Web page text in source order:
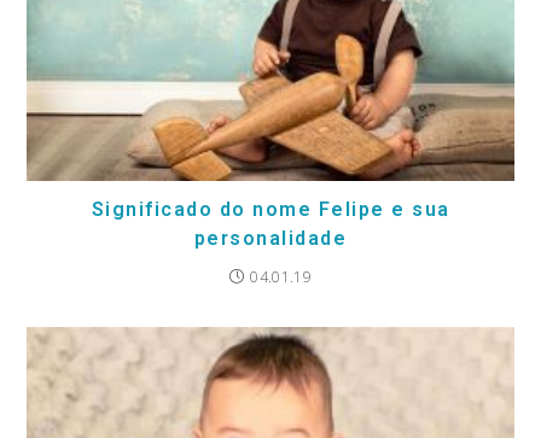
Significado do nome Felipe e sua
personalidade
04.01.19